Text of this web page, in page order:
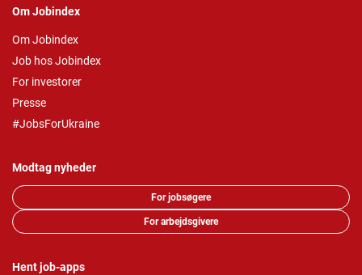
Om Jobindex
Om Jobindex
Job hos Jobindex
For investorer
Presse
#JobsForUkraine
Modtag nyheder
For jobsøgere
For arbejdsgivere
Hent job-apps